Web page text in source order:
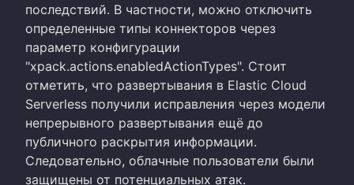
последствий. В частности, можно отключить
определенные типы коннекторов через
параметр конфигурации
"xpack.actions.enabledActionTypes". Стоит
отметить, что развертывания в Elastic Cloud
Serverless получили исправления через модели
непрерывного развертывания ещё до
публичного раскрытия информации.
Следовательно, облачные пользователи были
защищены от потенциальных атак.